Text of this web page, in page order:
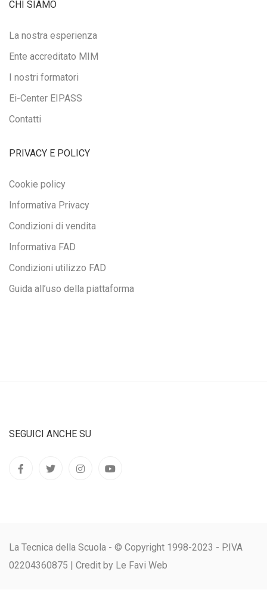
CHI SIAMO
La nostra esperienza
Ente accreditato MIM
I nostri formatori
Ei-Center EIPASS
Contatti
PRIVACY E POLICY
Cookie policy
Informativa Privacy
Condizioni di vendita
Informativa FAD
Condizioni utilizzo FAD
Guida all’uso della piattaforma
SEGUICI ANCHE SU
La Tecnica della Scuola - © Copyright 1998-2023 - P.IVA
02204360875 | Credit by Le Favi Web